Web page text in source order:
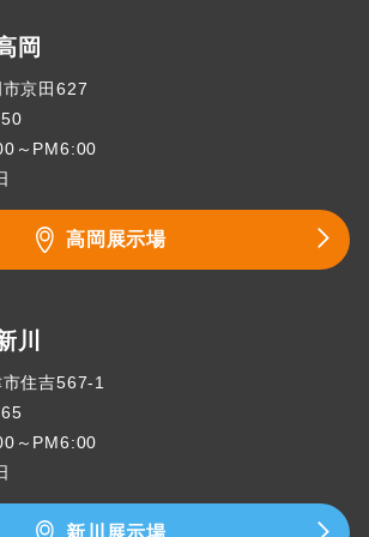
岡
京田627
～PM6:00
高岡展示場
川
住吉567-1
～PM6:00
新川展示場